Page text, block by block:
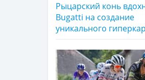
Рыцарский конь
Bugatti на создание
уникального